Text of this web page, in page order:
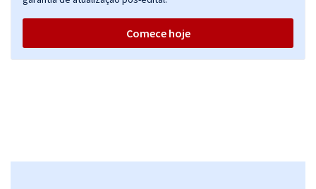
Comece hoje